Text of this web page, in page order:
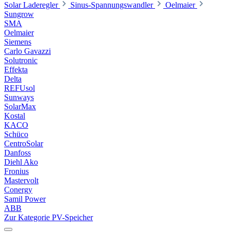
Solar Laderegler
Sinus-Spannungswandler
Oelmaier
Sungrow
SMA
Oelmaier
Siemens
Carlo Gavazzi
Solutronic
Effekta
Delta
REFUsol
Sunways
SolarMax
Kostal
KACO
Schüco
CentroSolar
Danfoss
Diehl Ako
Fronius
Mastervolt
Conergy
Samil Power
ABB
Zur Kategorie PV-Speicher